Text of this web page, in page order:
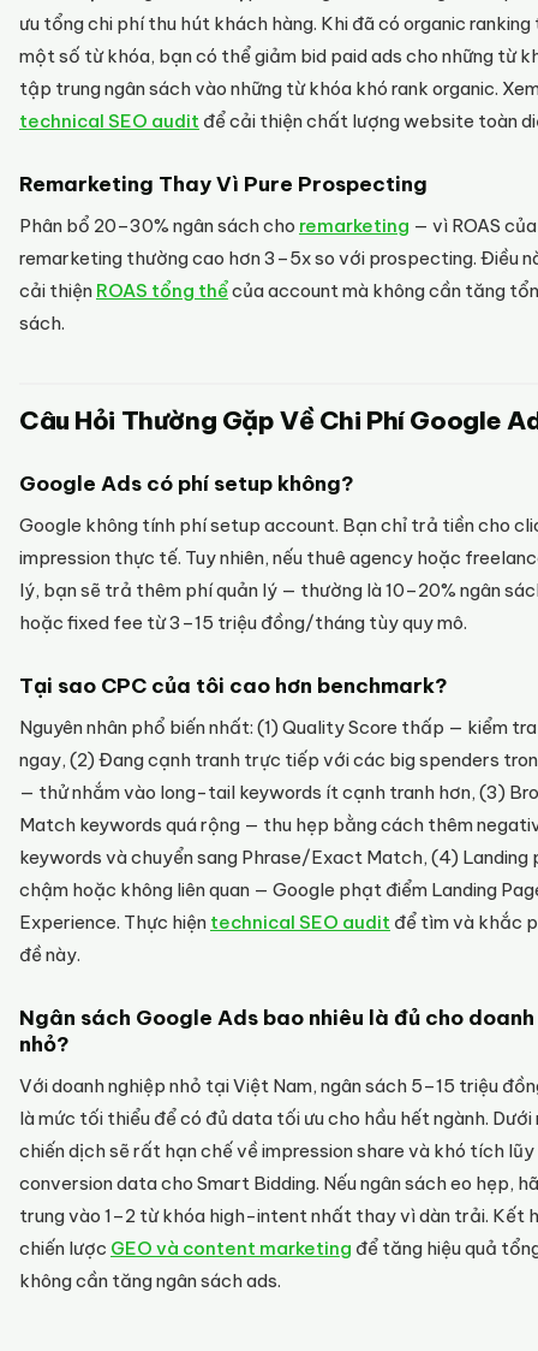
ưu tổng chi phí thu hút khách hàng. Khi đã có organic
một số từ khóa, bạn có thể giảm bid paid ads cho những từ
tập trung ngân sách vào những từ khóa khó rank organic.
technical SEO audit để cải thiện chất lượng website toàn
Remarketing Thay Vì Pure Prospecting
Phân bổ 20–30% ngân sách cho remarketing — vì ROAS của
remarketing thường cao hơn 3–5x so với prospecting. Điều
cải thiện ROAS tổng thểcủa account mà không cần tăng
sách.
Câu Hỏi Thường Gặp Về Chi Phí Google
Google Ads có phí setup không?
Google không tính phí setup account. Bạn chỉ trả tiền cho
impression thực tế. Tuy nhiên, nếu thuê agency hoặc
lý, bạn sẽ trả thêm phí quản lý — thường là 10–20% ngân
hoặc fixed fee từ 3–15 triệu đồng/tháng tùy quy mô.
Tại sao CPC của tôi cao hơn benchmark?
Nguyên nhân phổ biến nhất: (1) Quality Score thấp — kiểm
ngay, (2) Đang cạnh tranh trực tiếp với các big spenders
— thử nhắm vào long-tail keywords ít cạnh tranh hơn, (3)
Match keywords quá rộng — thu hẹp bằng cách thêm
keywords và chuyển sang Phrase/Exact Match, (4) Landing
chậm hoặc không liên quan — Google phạt điểm Landing
Experience. Thực hiện technical SEO audit để tìm và khắc
đề này.
Ngân sách Google Ads bao nhiêu là đủ cho
nhỏ?
Với doanh nghiệp nhỏ tại Việt Nam, ngân sách 5–15 triệu
là mức tối thiểu để có đủ data tối ưu cho hầu hết ngành. Dưới
chiến dịch sẽ rất hạn chế về impression share và khó tích
conversion data cho Smart Bidding. Nếu ngân sách eo hẹp,
trung vào 1–2 từ khóa high-intent nhất thay vì dàn trải. Kết
chiến lược GEO và content marketing để tăng hiệu quả
không cần tăng ngân sách ads.